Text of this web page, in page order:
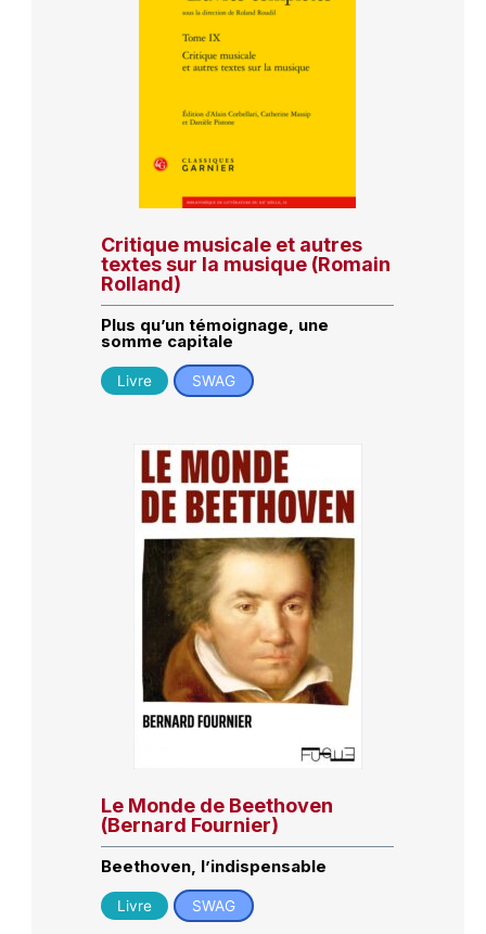
Critique musicale et autres
textes sur la musique (Romain
Rolland)
Plus qu’un témoignage, une
somme capitale
Livre SWAG
Le Monde de Beethoven
(Bernard Fournier)
Beethoven, l’indispensable
Livre SWAG